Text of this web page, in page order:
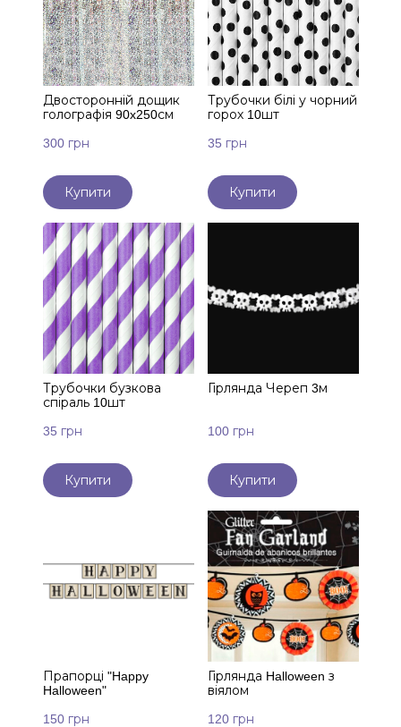
Двосторонній дощик
голографія 90x250см
300 грн
Купити
Трубочки білі у чорний
горох 10шт
35 грн
Купити
Трубочки бузкова
спіраль 10шт
35 грн
Купити
Гірлянда Череп 3м
100 грн
Купити
Прапорці "Happy
Halloween"
150 грн
Гірлянда Halloween з
віялом
120 грн